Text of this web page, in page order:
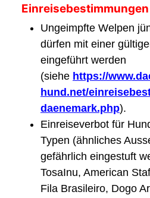
Ungeimpfte Welpen
dürfen mit einer
eingeführt werden
(siehe https://
hund.net/
daenemark.php).
Einreiseverbot für
Typen (ähnliches
gefährlich eingestuft
TosaInu, American
Fila Brasileiro, Dogo